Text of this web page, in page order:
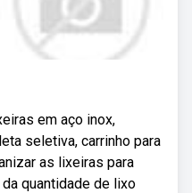
em aço inox,
seletiva, carrinho para
as lixeiras para
quantidade de lixo